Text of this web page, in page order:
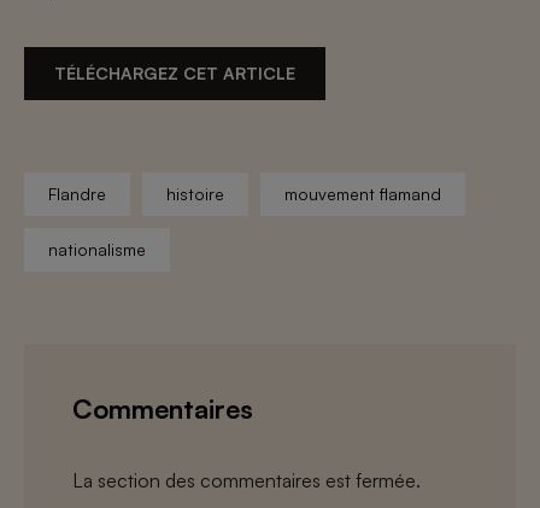
TÉLÉCHARGEZ CET ARTICLE
Flandre histoire mouvement flamand
nationalisme
Commentaires
La section des commentaires est fermée.